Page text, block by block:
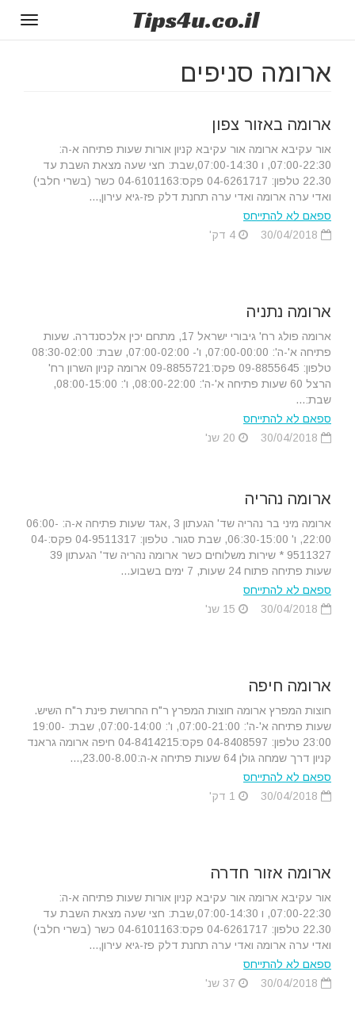
Tips4u.co.il
ארומה סניפים
ארומה באזור צפון
אור עקיבא ארומה אור עקיבא קניון אורות שעות פתיחה א-ה:
07:00-22:30, ו 07:00-14:30,שבת: חצי שעה מצאת השבת עד
22.30 טלפון: 04-6261717 פקס:04-6101163 כשר (בשרי חלבי)
ואדי ערה ארומה ואדי ערה תחנת דלק פז-גיא עירון,...
ספאם לא להתייחס
ארומה נתניה
ארומה פולג רח' גיבורי ישראל 17, מתחם יכין אלכסנדרה. שעות
פתיחה א'-ה': 07:00-00:00, ו'- 07:00-02:00, שבת: 08:30-02:00
טלפון: 09-8855645 פקס:09-8855721 ארומה קניון השרון רח'
הרצל 60 שעות פתיחה א'-ה': 08:00-22:00, ו': 08:00-15:00,
שבת:...
ספאם לא להתייחס
ארומה נהריה
ארומה מיני בר נהריה שד' הגעתון 3 ,אגד שעות פתיחה א-ה: 06:00-
22:00, ו' 06:30-15:00, שבת סגור. טלפון: 04-9511317 פקס:04-
9511327 * שירות משלוחים כשר ארומה נהריה שד' הגעתון 39
שעות פתיחה פתוח 24 שעות, 7 ימים בשבוע...
ספאם לא להתייחס
ארומה חיפה
חוצות המפרץ ארומה חוצות המפרץ ר"ח החרושת פינת ר"ח השיש.
שעות פתיחה א'-ה': 07:00-21:00, ו': 07:00-14:00, שבת: 19:00-
23:00 טלפון: 04-8408597 פקס:04-8414215 חיפה ארומה גראנד
קניון דרך שמחה גולן 64 שעות פתיחה א-ה:23.00-8.00,...
ספאם לא להתייחס
ארומה אזור חדרה
אור עקיבא ארומה אור עקיבא קניון אורות שעות פתיחה א-ה:
07:00-22:30, ו 07:00-14:30,שבת: חצי שעה מצאת השבת עד
22.30 טלפון: 04-6261717 פקס:04-6101163 כשר (בשרי חלבי)
ואדי ערה ארומה ואדי ערה תחנת דלק פז-גיא עירון,...
ספאם לא להתייחס